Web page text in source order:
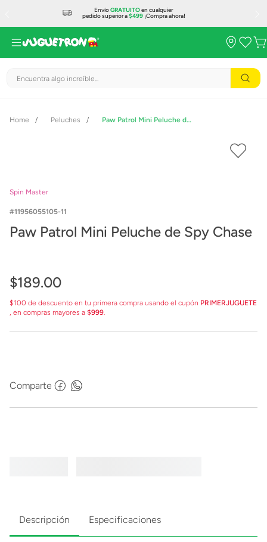
EnvíoGRATUITOen cualquier
pedido superior a$499¡Compra ahora!
Encuentra algo increíble...
Peluches Paw Patrol Mini Peluche de Spy Chase
Spin Master
11956055105-11
Paw Patrol Mini Peluche de Spy Chase
$189.00
$100 de descuento en tu primera compra usando el cupón PRIMERJUGUETE
, en compras mayores a $999.
Comparte
Descripción Especificaciones